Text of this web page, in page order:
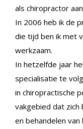
als chiropractor
In 2006 heb ik de
die tijd ben ik met
werkzaam.
In hetzelfde jaar
specialisatie te
in chiropractische
vakgebied dat
en behandelen van